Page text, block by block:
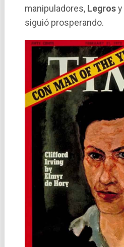
manipuladores, Legrosy
siguió prosperando.